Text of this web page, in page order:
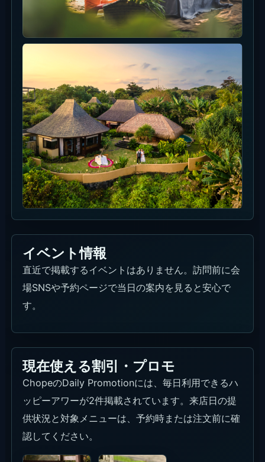
イベント情報
直近で掲載するイベントはありません。訪問前に会
場SNSや予約ページで当日の案内を見ると安心で
す。
現在使える割引・プロモ
ChopeのDaily Promotionには、毎日利用できるハ
ッピーアワーが2件掲載されています。来店日の提
供状況と対象メニューは、予約時または注文前に確
認してください。